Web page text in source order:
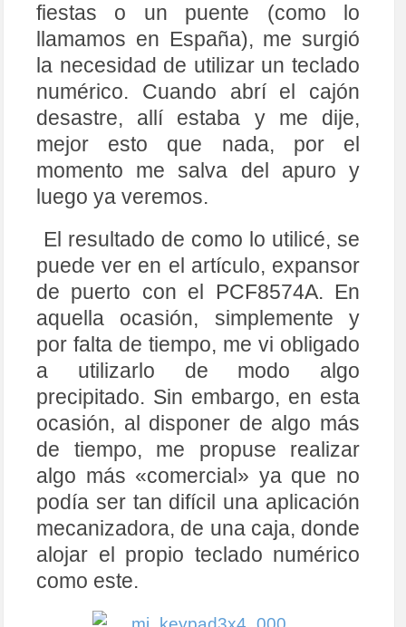
fiestas o un puente (como lo
llamamos en España), me surgió
la necesidad de utilizar un teclado
numérico. Cuando abrí el cajón
desastre, allí estaba y me dije,
mejor esto que nada, por el
momento me salva del apuro y
luego ya veremos.
El resultado de como lo utilicé, se
puede ver en el artículo, expansor
de puerto con el PCF8574A. En
aquella ocasión, simplemente y
por falta de tiempo, me vi obligado
a utilizarlo de modo algo
precipitado. Sin embargo, en esta
ocasión, al disponer de algo más
de tiempo, me propuse realizar
algo más «comercial» ya que no
podía ser tan difícil una aplicación
mecanizadora, de una caja, donde
alojar el propio teclado numérico
como este.